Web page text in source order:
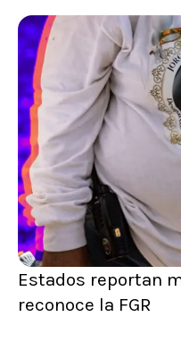
Estados reportan
reconoce la FGR